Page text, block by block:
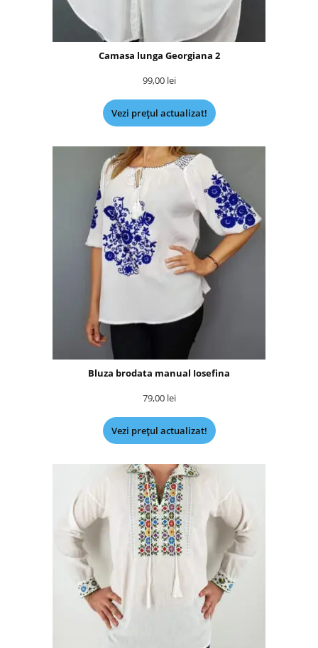
Camasa lunga Georgiana 2
99,00 lei
Vezi prețul actualizat!
Bluza brodata manual Iosefina
79,00 lei
Vezi prețul actualizat!